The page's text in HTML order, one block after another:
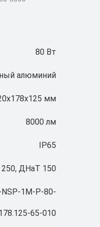
80 Вт
алюминий
мм
8000 лм
IP65
ДНаТ 150
NSP-1M-Р-80-
65-010